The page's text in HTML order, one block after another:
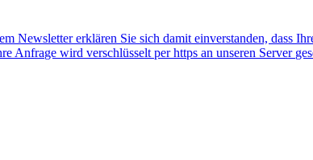
Newsletter erklären Sie sich damit einverstanden, dass
Anfrage wird verschlüsselt per https an unseren Server